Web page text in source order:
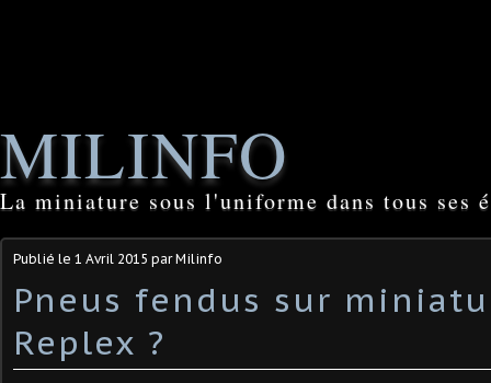
MILINFO
La miniature sous l'uniforme dans tous ses
Publié le 1 Avril 2015 par Milinfo
Pneus fendus sur
Replex ?